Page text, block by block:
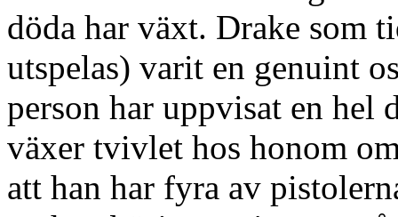
döda har växt. Drake som
utspelas) varit en genuint
person har uppvisat en hel
växer tvivlet hos honom
att han har fyra av